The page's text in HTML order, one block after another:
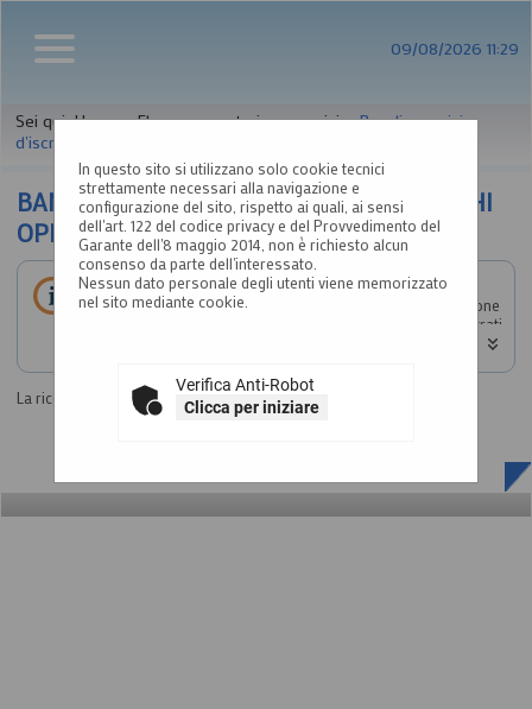
09/08/2026 11:29
Sei qui: Home»Elenco operatori economici»Bandi e avvisi
d'iscrizione
In questo sito si utilizzano solo cookie tecnici
strettamente necessari alla navigazione e
configurazione del sito, rispetto ai quali, ai sensi
dell'art. 122 del codice privacy e del Provvedimento del
Garante dell'8 maggio 2014, non è richiesto alcun
consenso da parte dell'interessato.
Nessun dato personale degli utenti viene memorizzato
nel sito mediante cookie.
Verifica Anti-Robot
Clicca per iniziare
BANDI E AVVISI D'ISCRIZIONE PER ELENCHI
OPERATORI ECONOMICI
Elenco dei bandi d'iscrizione per gli elenchi operatori
economici attualmente pubblicati. Per richiedere l'iscrizione
ad un elenco operatori economici bisogna essere registrati
all'area riservata".
La ricerca ha restituito 0 risultati.